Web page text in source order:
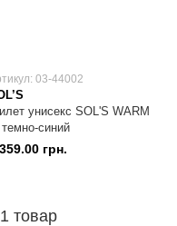
03-44002
унисекс SOL'S WARM
темно-синий
грн.
товар